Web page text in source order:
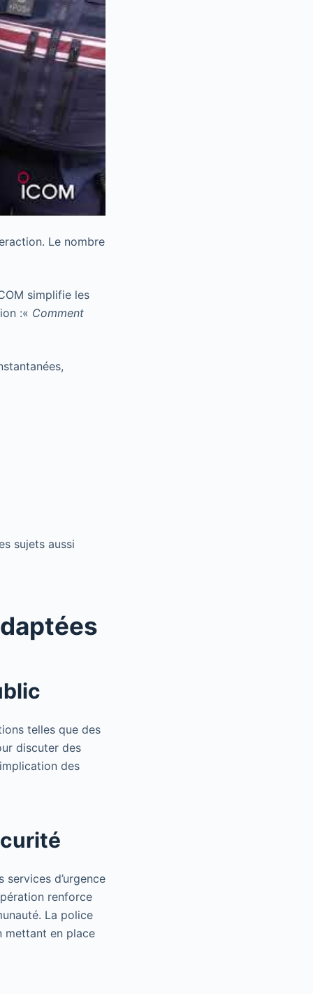
Le nombre
simplifie les
:« Comment
sujets aussi
telles que des
discuter des
des
d’urgence
renforce
La police
mettant en place